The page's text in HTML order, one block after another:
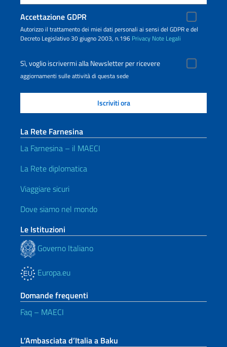
Accettazione GDPR
Autorizzo il trattamento dei miei dati personali ai sensi del GDPR e del
Decreto Legislativo 30 giugno 2003, n.196 Privacy Note Legali
Sì, voglio iscrivermi alla Newsletter per ricevere
aggiornamenti sulle attività di questa sede
La Rete Farnesina
La Farnesina – il MAECI
La Rete diplomatica
Viaggiare sicuri
Dove siamo nel mondo
Le Istituzioni
Governo Italiano
Europa.eu
Domande frequenti
Faq – MAECI
L’Ambasciata d’Italia a Baku